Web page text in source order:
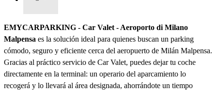
EMYCARPARKING - Car Valet - Aeroporto di Milano
Malpensa es la solución ideal para quienes buscan un parking
cómodo, seguro y eficiente cerca del aeropuerto de Milán Malpensa.
Gracias al práctico servicio de Car Valet, puedes dejar tu coche
directamente en la terminal: un operario del aparcamiento lo
recogerá y lo llevará al área designada, ahorrándote un tiempo